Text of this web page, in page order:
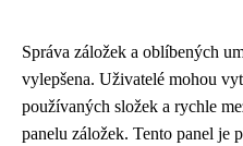
Správa záložek a oblíbených
vylepšena. Uživatelé mohou
používaných složek a rychle
panelu záložek. Tento panel je